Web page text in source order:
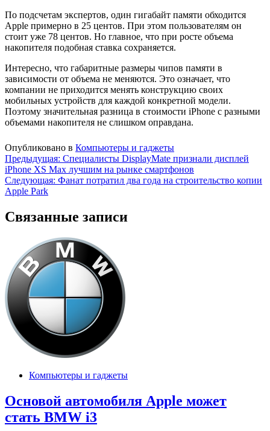
По подсчетам экспертов, один гигабайт памяти обходится
Apple примерно в 25 центов. При этом пользователям он
стоит уже 78 центов. Но главное, что при росте объема
накопителя подобная ставка сохраняется.
Интересно, что габаритные размеры чипов памяти в
зависимости от объема не меняются. Это означает, что
компании не приходится менять конструкцию своих
мобильных устройств для каждой конкретной модели.
Поэтому значительная разница в стоимости iPhone с разными
объемами накопителя не слишком оправдана.
Опубликовано в Компьютеры и гаджеты
Навигация
по
записям
Предыдущая: Специалисты DisplayMate признали дисплей
iPhone XS Max лучшим на рынке смартфонов
Следующая: Фанат потратил два года на строительство копии
Apple Park
Связанные записи
Компьютеры и гаджеты
Основой автомобиля Apple может
стать BMW i3